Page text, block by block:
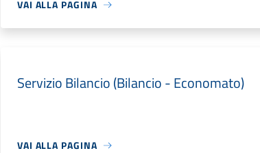
VAI ALLA PAGINA
Servizio Bilancio (Bilancio - Economato)
VAI ALLA PAGINA